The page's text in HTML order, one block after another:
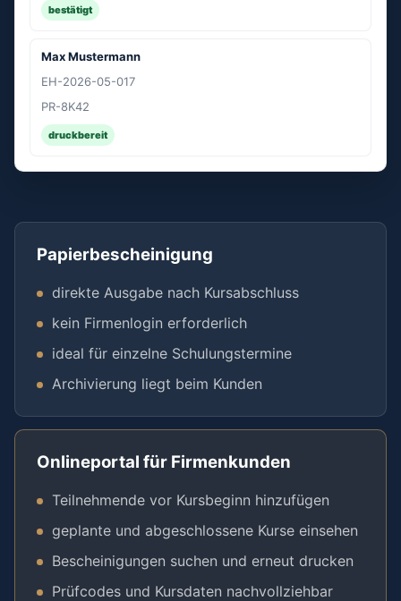
bestätigt
Max Mustermann
EH-2026-05-017
PR-8K42
druckbereit
Papierbescheinigung
direkte Ausgabe nach Kursabschluss
kein Firmenlogin erforderlich
ideal für einzelne Schulungstermine
Archivierung liegt beim Kunden
Onlineportal für Firmenkunden
Teilnehmende vor Kursbeginn hinzufügen
geplante und abgeschlossene Kurse einsehen
Bescheinigungen suchen und erneut drucken
Prüfcodes und Kursdaten nachvollziehbar